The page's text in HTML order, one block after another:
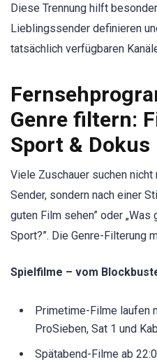
Diese Trennung hilft
Lieblingssender definieren
tatsächlich verfügbaren
Genre filtern:
Sport & Dokus
Viele Zuschauer suchen
Sender, sondern nach einer
guten Film sehen” oder
Sport?”. Die Genre-Filterung
Spielfilme – vom
Primetime-Filme laufen
ProSieben, Sat 1 und
Spätabend-Filme ab